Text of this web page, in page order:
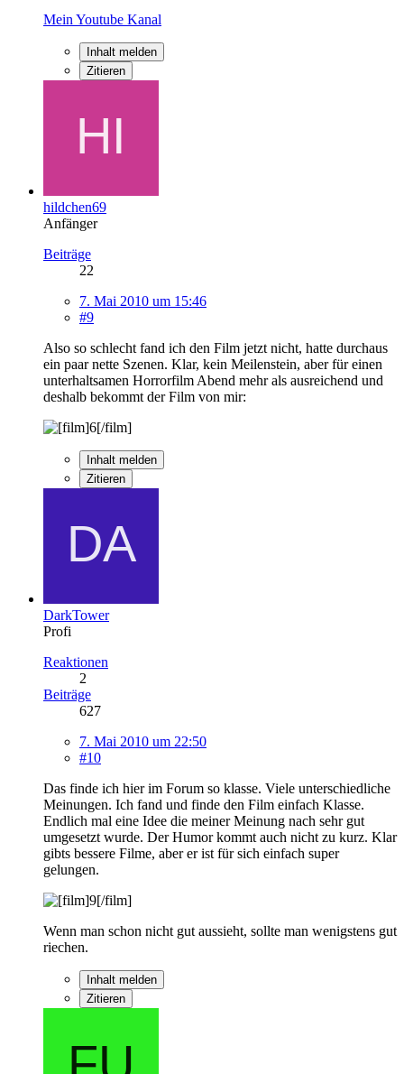
Mein Youtube Kanal
Inhalt melden
Zitieren
hildchen69
Anfänger
Beiträge
22
7. Mai 2010 um 15:46
#9
Also so schlecht fand ich den Film jetzt nicht, hatte durchaus
ein paar nette Szenen. Klar, kein Meilenstein, aber für einen
unterhaltsamen Horrorfilm Abend mehr als ausreichend und
deshalb bekommt der Film von mir:
Inhalt melden
Zitieren
DarkTower
Profi
Reaktionen
2
Beiträge
627
7. Mai 2010 um 22:50
#10
Das finde ich hier im Forum so klasse. Viele unterschiedliche
Meinungen. Ich fand und finde den Film einfach Klasse.
Endlich mal eine Idee die meiner Meinung nach sehr gut
umgesetzt wurde. Der Humor kommt auch nicht zu kurz. Klar
gibts bessere Filme, aber er ist für sich einfach super
gelungen.
Wenn man schon nicht gut aussieht, sollte man wenigstens gut
riechen.
Inhalt melden
Zitieren